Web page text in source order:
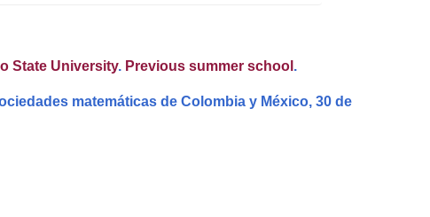
State University. Previous summer school .
matemáticas de Colombia y México, 30 de